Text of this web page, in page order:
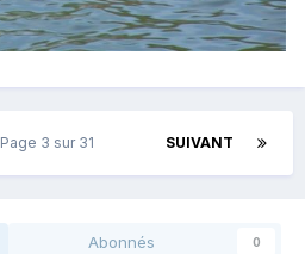
SUIVANT
Page 3 sur 31
Abonnés 0